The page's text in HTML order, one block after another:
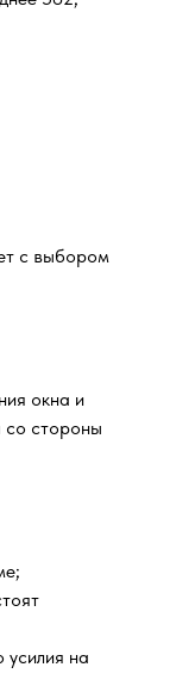
с выбором
окна и
со стороны
на